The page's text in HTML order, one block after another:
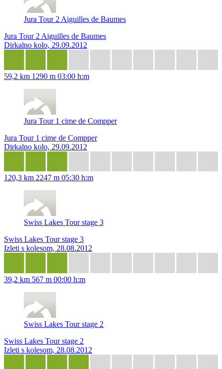
Jura Tour 2 Aiguilles de Baumes
Jura Tour 2 Aiguilles de Baumes
Dirkalno kolo, 29.09.2012
59,2 km 1290 m 03:00 h:m
Jura Tour 1 cime de Compper
Jura Tour 1 cime de Compper
Dirkalno kolo, 29.09.2012
120,3 km 2247 m 05:30 h:m
Swiss Lakes Tour stage 3
Swiss Lakes Tour stage 3
Izleti s kolesom, 28.08.2012
39,2 km 567 m 00:00 h:m
Swiss Lakes Tour stage 2
Swiss Lakes Tour stage 2
Izleti s kolesom, 28.08.2012